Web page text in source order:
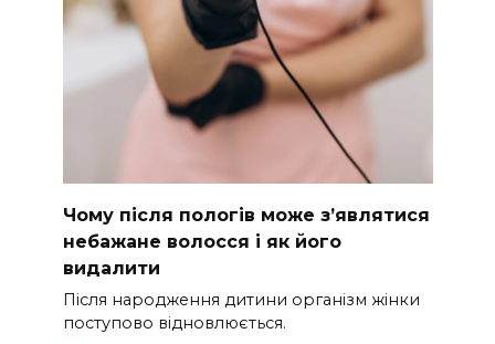
Чому після пологів може з’являтися
небажане волосся і як його
видалити
Після народження дитини організм жінки
поступово відновлюється.